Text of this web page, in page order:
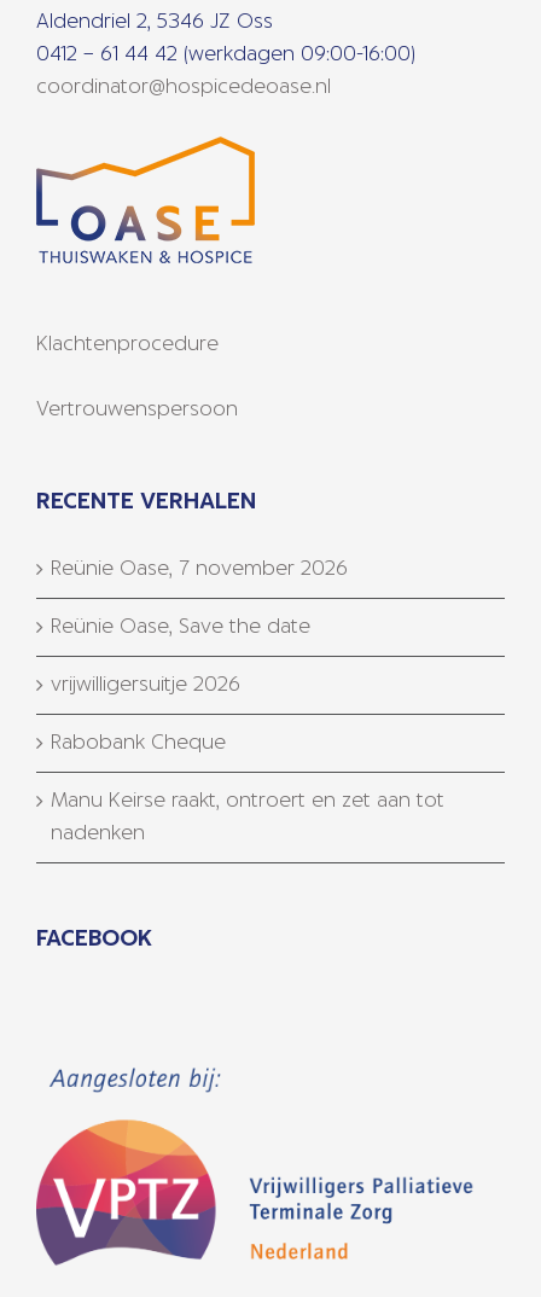
Aldendriel 2, 5346 JZ Oss
0412 – 61 44 42 (werkdagen 09:00-16:00)
coordinator@hospicedeoase.nl
Klachtenprocedure
Vertrouwenspersoon
RECENTE VERHALEN
Reünie Oase, 7 november 2026
Reünie Oase, Save the date
vrijwilligersuitje 2026
Rabobank Cheque
Manu Keirse raakt, ontroert en zet aan tot
nadenken
FACEBOOK